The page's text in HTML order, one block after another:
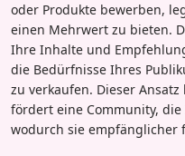
oder Produkte bewerben,
einen Mehrwert zu bieten.
Ihre Inhalte und
die Bedürfnisse Ihres
zu verkaufen. Dieser
fördert eine Community,
wodurch sie empfänglicher